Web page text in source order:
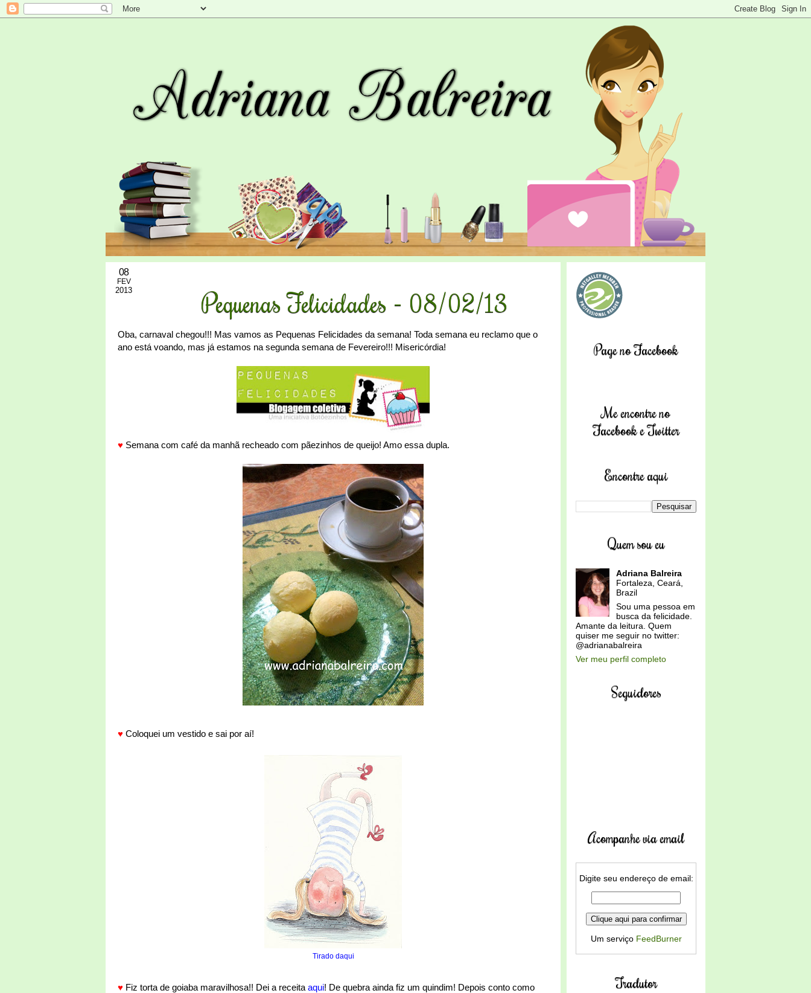
08
FEV
2013 Pequenas Felicidades - 08/02/13
Oba, carnaval chegou!!! Mas vamos as Pequenas Felicidades da semana! Toda semana eu reclamo que o
ano está voando, mas já estamos na segunda semana de Fevereiro!!! Misericórdia!
♥ Semana com café da manhã recheado com pãezinhos de queijo! Amo essa dupla.
♥ Coloquei um vestido e sai por aí!
Tirado daqui
♥ Fiz torta de goiaba maravilhosa!! Dei a receita aqui! De quebra ainda fiz um quindim! Depois conto como
Page no Facebook
Me encontre no
Facebook e Twitter
Encontre aqui
Quem sou eu
Adriana Balreira
Fortaleza, Ceará,
Brazil
Sou uma pessoa em
busca da felicidade.
Amante da leitura. Quem
quiser me seguir no twitter:
@adrianabalreira
Ver meu perfil completo
Seguidores
Acompanhe via email
Digite seu endereço de email:
Um serviço FeedBurner
Tradutor